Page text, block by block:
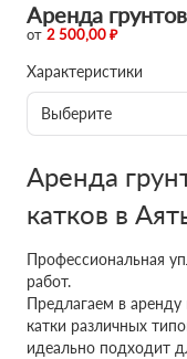
Аренда
от 2 500,00 ₽
Характеристики
Выберите
Аренда
катков в
Профессиональная
работ.
Предлагаем в
катки различных
идеально подходит